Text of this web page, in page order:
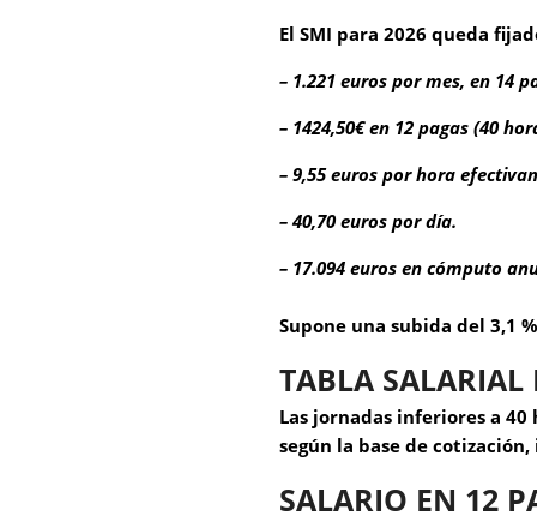
El SMI para 2026 queda
– 1.221 euros por mes, en 14
– 1424,50€ en 12 pagas (40
– 9,55 euros por hora
– 40,70 euros por día.
– 17.094 euros en cómputo
Supone una subida del 3,1
TABLA SALARIAL
Las jornadas inferiores a
según la base de
SALARIO EN 12